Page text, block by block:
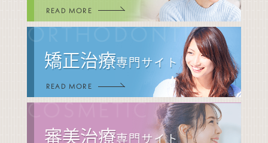
READ MORE
ORTHODONTIC
矯正治療専門サイト
READ MORE
COSMETIC
審美治療専門サイト